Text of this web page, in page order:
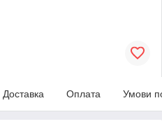
Доставка Оплата Умови